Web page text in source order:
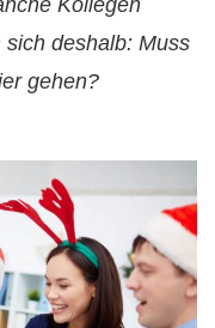
Kollegen
deshalb: Muss
gehen?